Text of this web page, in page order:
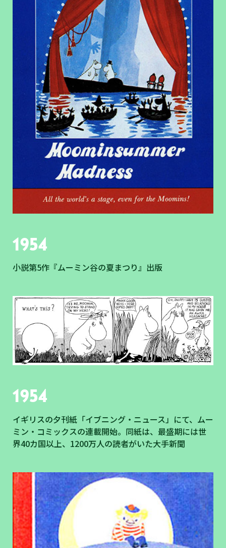
1954
小説第5作『ムーミン谷の夏まつり』出版
1954
イギリスの夕刊紙「イブニング・ニュース」にて、ムー
ミン・コミックスの連載開始。同紙は、最盛期には世
界40カ国以上、1200万人の読者がいた大手新聞